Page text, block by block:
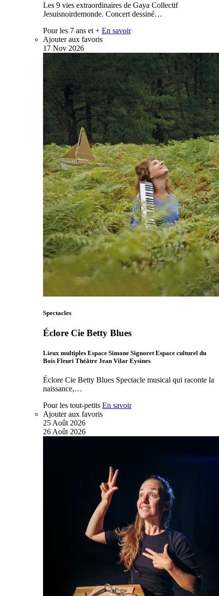
Les 9 vies extraordinaires de Gaya Collectif
Jesuisnoirdemonde. Concert dessiné…
Pour les 7 ans et + En savoir
Ajouter aux favoris
17 Nov 2026
Spectacles
Éclore Cie Betty Blues
Lieux multiples Espace Simone Signoret Espace culturel du
Bois Fleuri Théâtre Jean Vilar Eysines
Éclore Cie Betty Blues Spectacle musical qui raconte la
naissance,…
Pour les tout-petits En savoir
Ajouter aux favoris
25 Août 2026
26 Août 2026